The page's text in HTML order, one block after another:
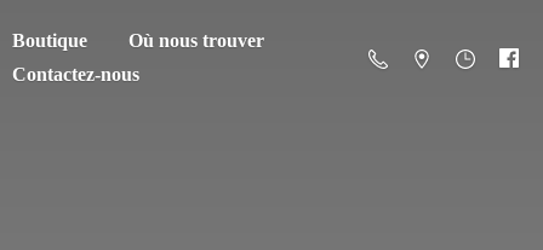
Boutique
Où nous trouver
Contactez-nous